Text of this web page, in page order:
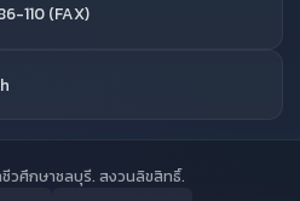
110 (FAX)
วศึกษาชลบุรี. สงวนลิขสิทธิ์.